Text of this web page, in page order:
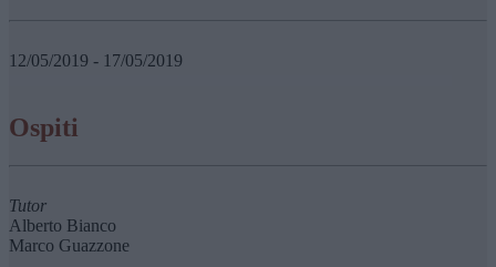
12/05/2019 - 17/05/2019
Ospiti
Tutor
Alberto Bianco
Marco Guazzone